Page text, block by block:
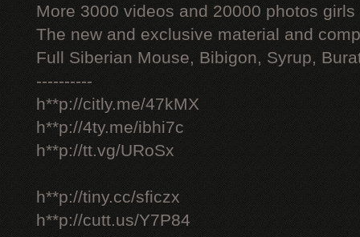
More 3000 videos and 20000 photos
The new and exclusive material and
Full Siberian Mouse, Bibigon, Syrup,
----------
h**p://citly.me/47kMX
h**p://4ty.me/ibhi7c
h**p://tt.vg/URoSx
h**p://tiny.cc/sficzx
h**p://cutt.us/Y7P84